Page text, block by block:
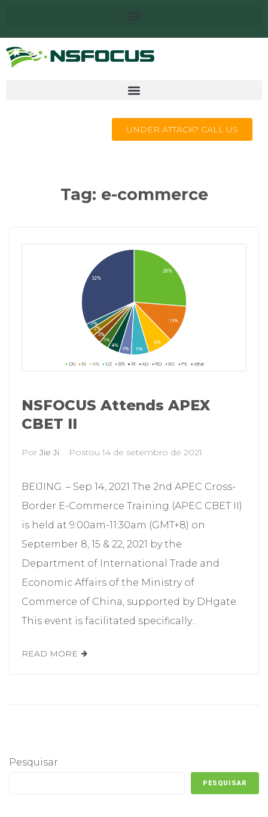
UNDER ATTACK? CALL US
Tag: e-commerce
NSFOCUS Attends APEX
CBET II
PorJie Ji Postou 14 de setembro de 2021
BEIJING. – Sep 14, 2021 The 2nd APEC Cross-
Border E-Commerce Training (APEC CBET II)
is held at 9:00am-11:30am (GMT+8) on
September 8, 15 & 22, 2021 by the
Department of International Trade and
Economic Affairs of the Ministry of
Commerce of China, supported by DHgate.
This event is facilitated specifically...
READ MORE
Pesquisar
PESQUISAR